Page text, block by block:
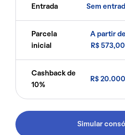
Entrada Sem
Parcela
inicial
A partir de
R$ 573,00
Cashback de
10%
R$ 20.000
Simular